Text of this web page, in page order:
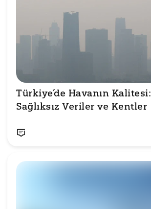
Türkiye’de Havanın Kalitesi:
Sağlıksız Veriler ve Kentler